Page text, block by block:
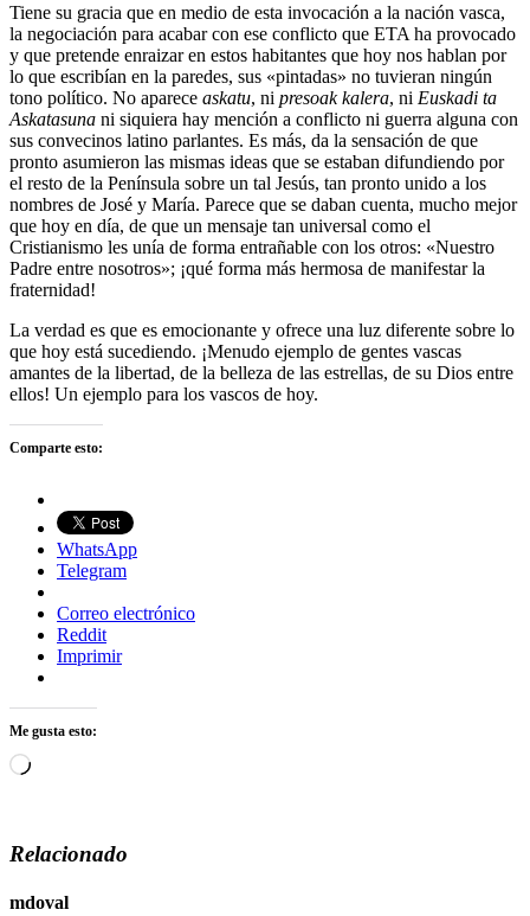
Tiene su gracia que en medio de esta invocación a la nación vasca,
la negociación para acabar con ese conflicto que ETA ha provocado
y que pretende enraizar en estos habitantes que hoy nos hablan por
lo que escribían en la paredes, sus «pintadas» no tuvieran ningún
tono político. No aparece askatu, ni presoak kalera, ni Euskadi ta
Askatasuna ni siquiera hay mención a conflicto ni guerra alguna con
sus convecinos latino parlantes. Es más, da la sensación de que
pronto asumieron las mismas ideas que se estaban difundiendo por
el resto de la Península sobre un tal Jesús, tan pronto unido a los
nombres de José y María. Parece que se daban cuenta, mucho mejor
que hoy en día, de que un mensaje tan universal como el
Cristianismo les unía de forma entrañable con los otros: «Nuestro
Padre entre nosotros»; ¡qué forma más hermosa de manifestar la
fraternidad!
La verdad es que es emocionante y ofrece una luz diferente sobre lo
que hoy está sucediendo. ¡Menudo ejemplo de gentes vascas
amantes de la libertad, de la belleza de las estrellas, de su Dios entre
ellos! Un ejemplo para los vascos de hoy.
Comparte esto:
WhatsApp
Telegram
Correo electrónico
Reddit
Imprimir
Me gusta esto:
Cargando...
Relacionado
mdoval